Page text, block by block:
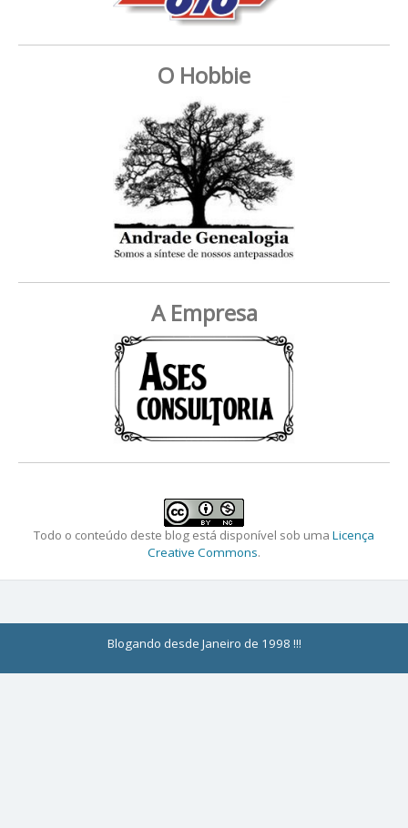
O Hobbie
A Empresa
Todo o conteúdo deste blog está disponível sob uma Licença
Creative Commons.
Blogando desde Janeiro de 1998 !!!